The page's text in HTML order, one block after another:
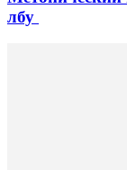
лбу